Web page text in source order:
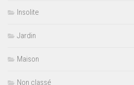
Insolite
Jardin
Maison
Non classé